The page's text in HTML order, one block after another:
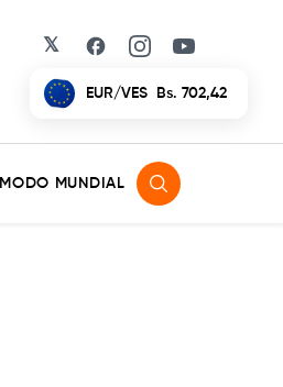
𝕏 Facebook
Instagram
YouTube
EUR/VES Bs. 702,42
MODO MUNDIAL